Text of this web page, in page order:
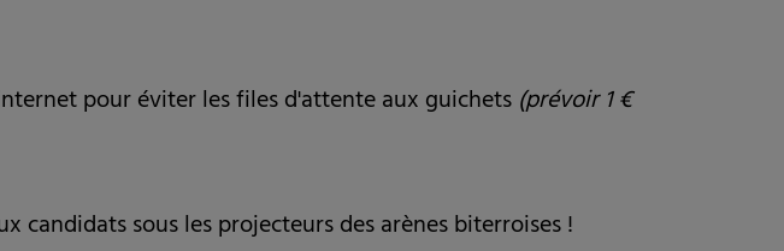
pour éviter les files d'attente aux guichets(prévoir 1 €
candidats sous les projecteurs des arènes biterroises !